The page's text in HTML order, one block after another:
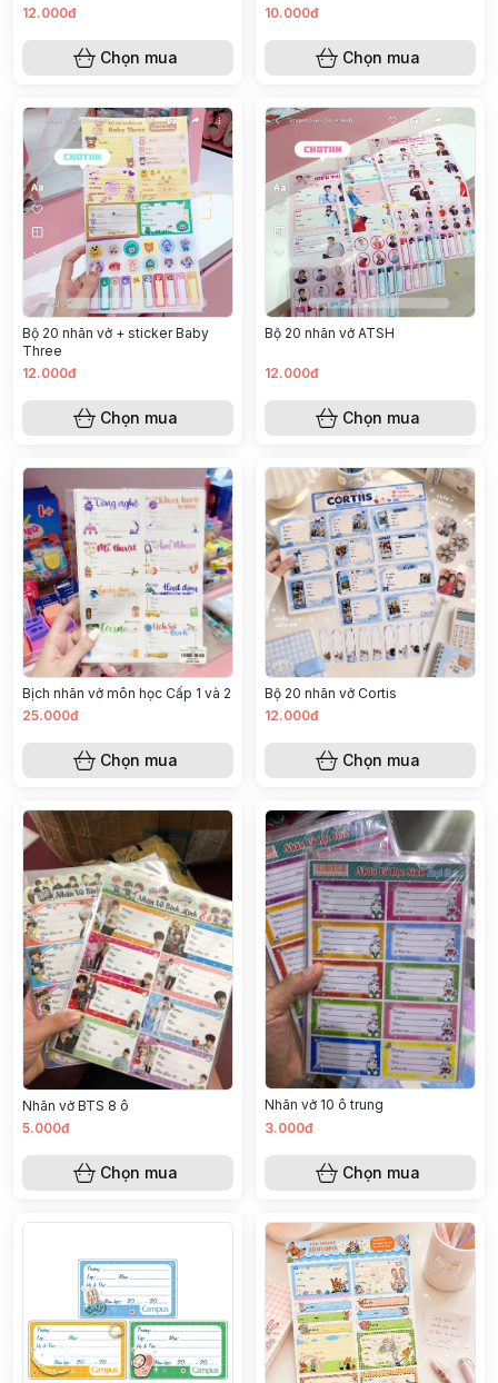
12.000đ
Chọn mua
10.000đ
Chọn mua
Bộ 20 nhãn vở + sticker Baby
Three
12.000đ
Chọn mua
Bộ 20 nhãn vở ATSH
12.000đ
Chọn mua
Bịch nhãn vở môn học Cấp 1 và 2
25.000đ
Chọn mua
Bộ 20 nhãn vở Cortis
12.000đ
Chọn mua
Nhãn vở BTS 8 ô
5.000đ
Chọn mua
Nhãn vở 10 ô trung
3.000đ
Chọn mua